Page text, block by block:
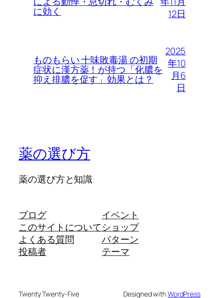
に効く
12日
ものもらい 十味敗毒湯 の初期
症状に漢方薬！が持つ「化膿を
抑え排膿を促す」効果とは？
2025
年10
月6
日
薬の選び方
薬の選び方と知識
ブログ
このサイトについて
よくある質問
投稿者
イベント
ショップ
パターン
テーマ
Twenty Twenty-Five Designed withWordPress